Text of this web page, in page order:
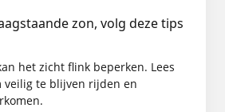
zon, volg deze tips
het zicht flink beperken. Lees
veilig te blijven rijden en